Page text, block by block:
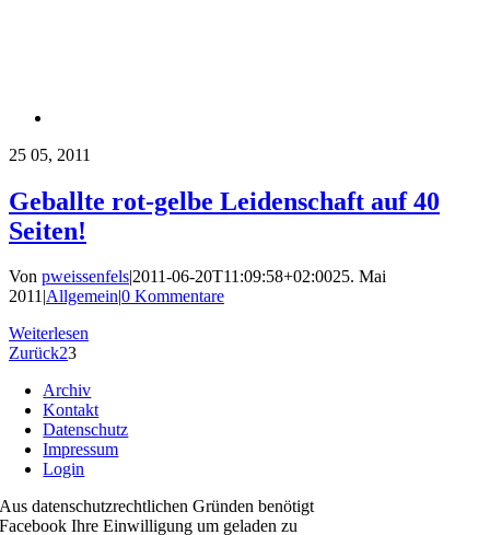
25 05, 2011
Geballte rot-gelbe Leidenschaft auf 40
Seiten!
Von pweissenfels|2011-06-20T11:09:58+02:0025. Mai
2011|Allgemein|0 Kommentare
Weiterlesen
Zurück23
Archiv
Kontakt
Datenschutz
Impressum
Login
Aus datenschutzrechtlichen Gründen benötigt
Facebook Ihre Einwilligung um geladen zu